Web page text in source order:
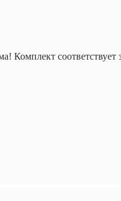
Комплект соответствует